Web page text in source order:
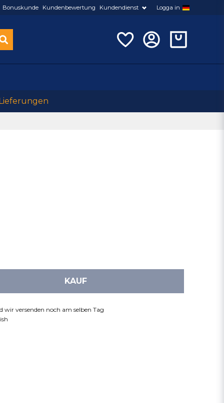
Bonuskunde Kundenbewertung Kundendienst Logga in
KAUF
wir versenden noch am selben Tag